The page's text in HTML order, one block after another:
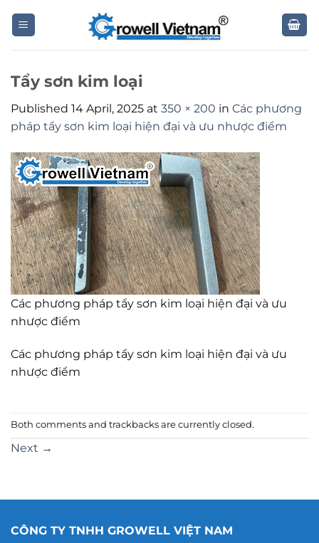
Tẩy sơn kim loại
Published 14 April, 2025 at 350 × 200 in Các phương
pháp tẩy sơn kim loại hiện đại và ưu nhược điểm
Các phương pháp tẩy sơn kim loại hiện đại và ưu
nhược điểm
Các phương pháp tẩy sơn kim loại hiện đại và ưu
nhược điểm
Both comments and trackbacks are currently closed.
Next →
CÔNG TY TNHH GROWELL VIỆT NAM